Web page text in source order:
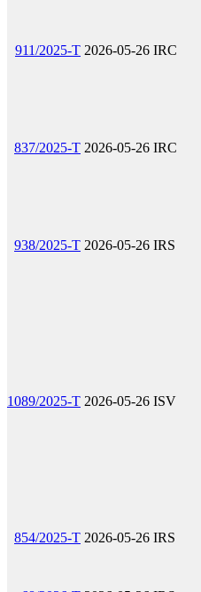
911/2025-T 2026-05-26 IRC
837/2025-T 2026-05-26 IRC
938/2025-T 2026-05-26 IRS
1089/2025-T 2026-05-26 ISV
854/2025-T 2026-05-26 IRS